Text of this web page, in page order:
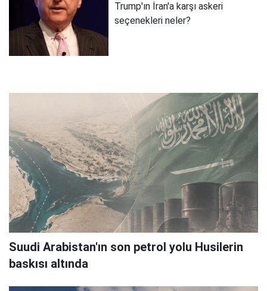
Trump'ın İran'a karşı askeri
seçenekleri neler?
Suudi Arabistan'ın son petrol yolu Husilerin
baskısı altında